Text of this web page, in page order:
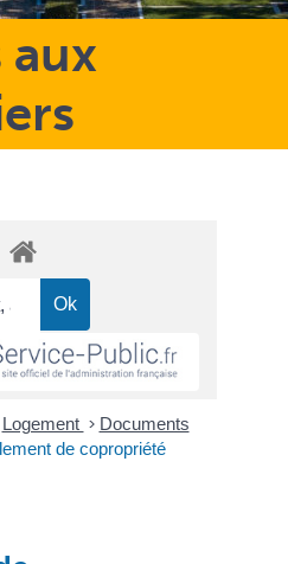
aux
Logement > Documents
de copropriété